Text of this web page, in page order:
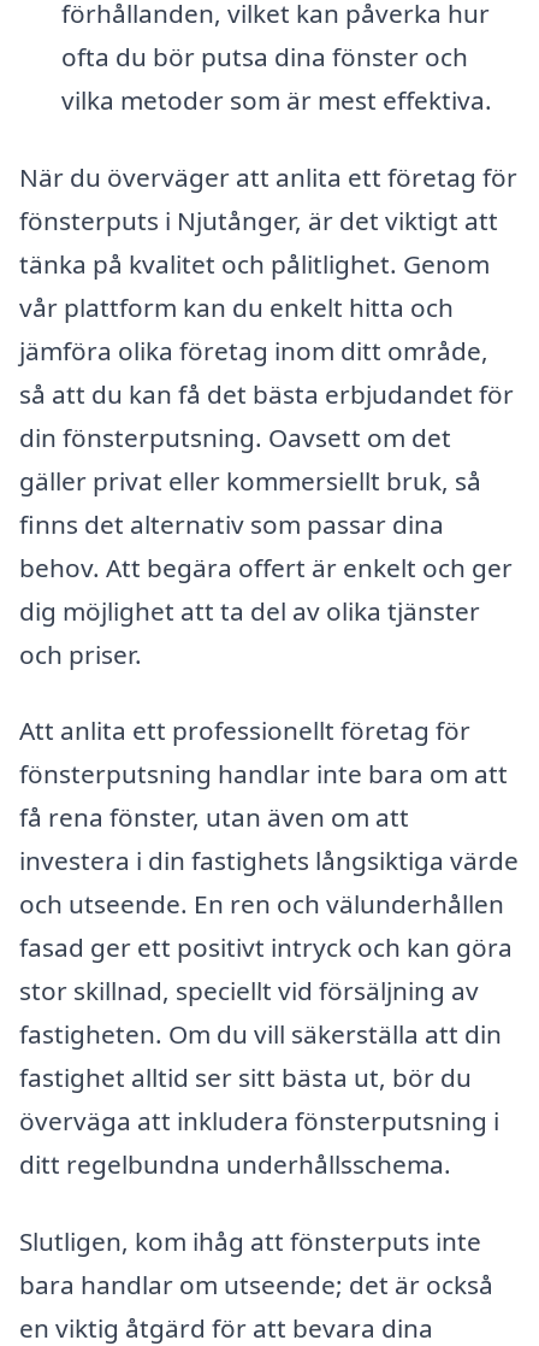
förhållanden, vilket kan påverka hur
ofta du bör putsa dina fönster och
vilka metoder som är mest effektiva.
När du överväger att anlita ett företag för
fönsterputs i Njutånger, är det viktigt att
tänka på kvalitet och pålitlighet. Genom
vår plattform kan du enkelt hitta och
jämföra olika företag inom ditt område,
så att du kan få det bästa erbjudandet för
din fönsterputsning. Oavsett om det
gäller privat eller kommersiellt bruk, så
finns det alternativ som passar dina
behov. Att begära offert är enkelt och ger
dig möjlighet att ta del av olika tjänster
och priser.
Att anlita ett professionellt företag för
fönsterputsning handlar inte bara om att
få rena fönster, utan även om att
investera i din fastighets långsiktiga värde
och utseende. En ren och välunderhållen
fasad ger ett positivt intryck och kan göra
stor skillnad, speciellt vid försäljning av
fastigheten. Om du vill säkerställa att din
fastighet alltid ser sitt bästa ut, bör du
överväga att inkludera fönsterputsning i
ditt regelbundna underhållsschema.
Slutligen, kom ihåg att fönsterputs inte
bara handlar om utseende; det är också
en viktig åtgärd för att bevara dina